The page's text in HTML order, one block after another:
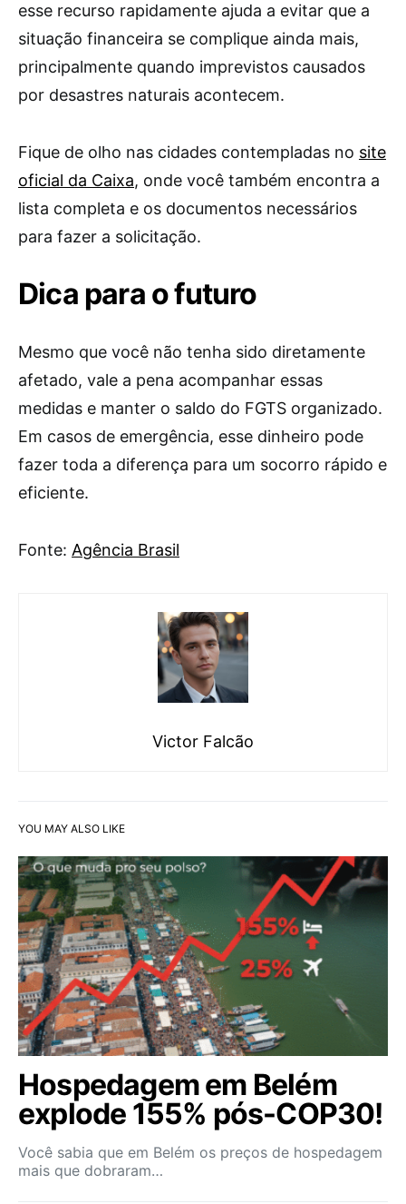
esse recurso rapidamente ajuda a evitar que a
situação financeira se complique ainda mais,
principalmente quando imprevistos causados
por desastres naturais acontecem.
Fique de olho nas cidades contempladas no site
oficial da Caixa, onde você também encontra a
lista completa e os documentos necessários
para fazer a solicitação.
Dica para o futuro
Mesmo que você não tenha sido diretamente
afetado, vale a pena acompanhar essas
medidas e manter o saldo do FGTS organizado.
Em casos de emergência, esse dinheiro pode
fazer toda a diferença para um socorro rápido e
eficiente.
Fonte: Agência Brasil
Victor Falcão
YOU MAY ALSO LIKE
Hospedagem em Belém
explode 155% pós-COP30!
Você sabia que em Belém os preços de hospedagem
mais que dobraram…